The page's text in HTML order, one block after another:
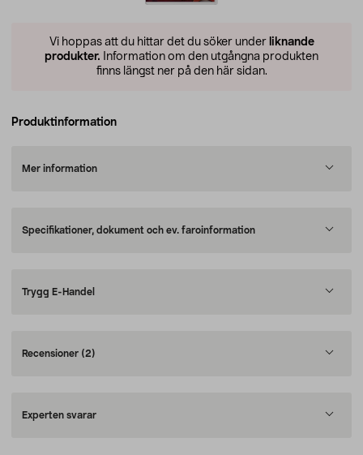
Vi hoppas att du hittar det du söker under liknande
produkter. Information om den utgångna produkten
finns längst ner på den här sidan.
Produktinformation
Mer information
Specifikationer, dokument och ev. faroinformation
Trygg E-Handel
Recensioner (2)
Experten svarar